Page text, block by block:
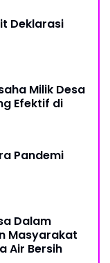
Deklarasi
Milik Desa
Efektif di
Pandemi
Dalam
Masyarakat
Air Bersih